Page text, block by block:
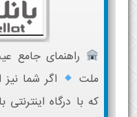
راهنمای جامع
ملت
اگر شما
که با درگاه